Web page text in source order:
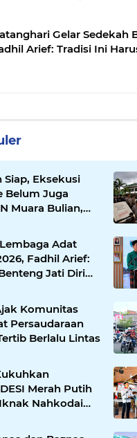
Gelar Sedekah
Arief: Tradisi Ini
Siap, Eksekusi
Belum Juga
Muara Bulian,
Adat
Fadhil Arief:
Jati Diri
Komunitas
Persaudaraan
Berlalu Lintas
Merah Putih
Nahkodai